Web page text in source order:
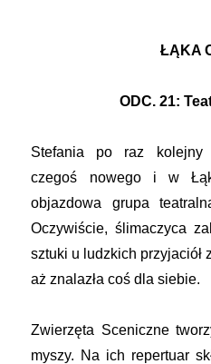
ŁĄKA
ODC. 21:
Stefania po raz kolejny
czegoś nowego i w
objazdowa grupa
Oczywiście, ślimaczyca
sztuki u ludzkich przyjaciół
aż znalazła coś dla siebie.
Zwierzęta Sceniczne
myszy. Na ich repertuar